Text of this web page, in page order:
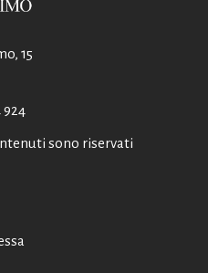
15
924
sono riservati